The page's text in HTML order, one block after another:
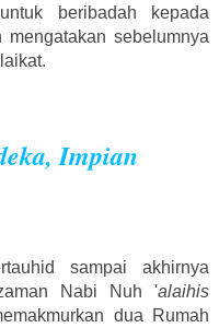
beribadah kepada
sebelumnya
Impian
sampai akhirnya
Nabi Nuh'alaihis
dua Rumah